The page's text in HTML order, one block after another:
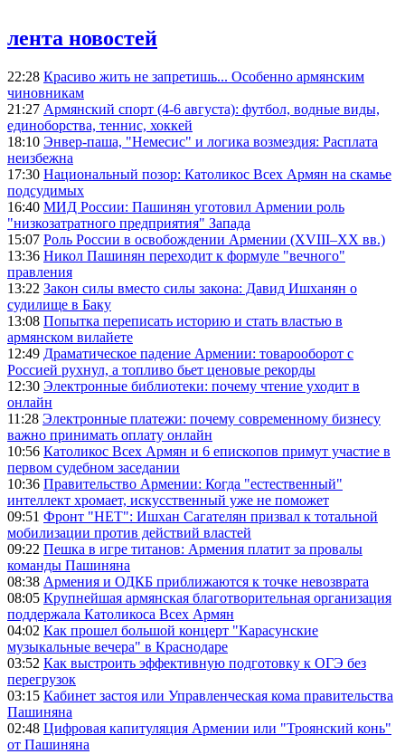
лента новостей
22:28 Красиво жить не запретишь... Особенно армянским
чиновникам
21:27 Армянский спорт (4-6 августа): футбол, водные виды,
единоборства, теннис, хоккей
18:10 Энвер-паша, "Немесис" и логика возмездия: Расплата
неизбежна
17:30 Национальный позор: Католикос Всех Армян на скамье
подсудимых
16:40 МИД России: Пашинян уготовил Армении роль
"низкозатратного предприятия" Запада
15:07 Роль России в освобождении Армении (XVIII–XX вв.)
13:36 Никол Пашинян переходит к формуле "вечного"
правления
13:22 Закон силы вместо силы закона: Давид Ишханян о
судилище в Баку
13:08 Попытка переписать историю и стать властью в
армянском вилайете
12:49 Драматическое падение Армении: товарооборот с
Россией рухнул, а топливо бьет ценовые рекорды
12:30 Электронные библиотеки: почему чтение уходит в
онлайн
11:28 Электронные платежи: почему современному бизнесу
важно принимать оплату онлайн
10:56 Католикос Всех Армян и 6 епископов примут участие в
первом судебном заседании
10:36 Правительство Армении: Когда "естественный"
интеллект хромает, искусственный уже не поможет
09:51 Фронт "НЕТ": Ишхан Сагателян призвал к тотальной
мобилизации против действий властей
09:22 Пешка в игре титанов: Армения платит за провалы
команды Пашиняна
08:38 Армения и ОДКБ приближаются к точке невозврата
08:05 Крупнейшая армянская благотворительная организация
поддержала Католикоса Всех Армян
04:02 Как прошел большой концерт "Карасунские
музыкальные вечера" в Краснодаре
03:52 Как выстроить эффективную подготовку к ОГЭ без
перегрузок
03:15 Кабинет застоя или Управленческая кома правительства
Пашиняна
02:48 Цифровая капитуляция Армении или "Троянский конь"
от Пашиняна